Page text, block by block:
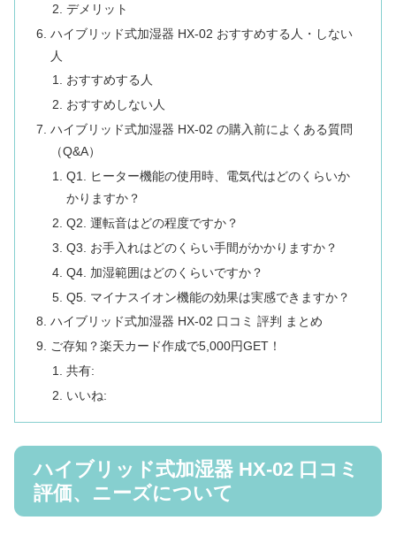
デメリット
ハイブリッド式加湿器 HX-02 おすすめする人・しない
人
おすすめする人
おすすめしない人
ハイブリッド式加湿器 HX-02 の購入前によくある質問
（Q&A）
Q1. ヒーター機能の使用時、電気代はどのくらいか
かりますか？
Q2. 運転音はどの程度ですか？
Q3. お手入れはどのくらい手間がかかりますか？
Q4. 加湿範囲はどのくらいですか？
Q5. マイナスイオン機能の効果は実感できますか？
ハイブリッド式加湿器 HX-02 口コミ 評判 まとめ
ご存知？楽天カード作成で5,000円GET！
共有:
いいね:
ハイブリッド式加湿器 HX-02 口コミ
評価、ニーズについて